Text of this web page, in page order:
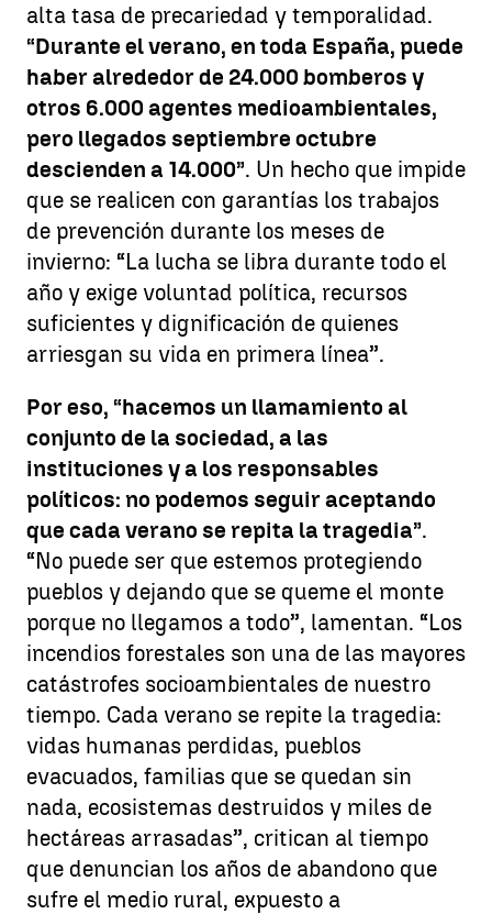
alta tasa de precariedad y temporalidad.
“Durante el verano, en toda España, puede
haber alrededor de 24.000 bomberos y
otros 6.000 agentes medioambientales,
pero llegados septiembre octubre
descienden a 14.000”. Un hecho que impide
que se realicen con garantías los trabajos
de prevención durante los meses de
invierno: “La lucha se libra durante todo el
año y exige voluntad política, recursos
suficientes y dignificación de quienes
arriesgan su vida en primera línea”.
Por eso, “hacemos un llamamiento al
conjunto de la sociedad, a las
instituciones y a los responsables
políticos: no podemos seguir aceptando
que cada verano se repita la tragedia”.
“No puede ser que estemos protegiendo
pueblos y dejando que se queme el monte
porque no llegamos a todo”, lamentan. “Los
incendios forestales son una de las mayores
catástrofes socioambientales de nuestro
tiempo. Cada verano se repite la tragedia:
vidas humanas perdidas, pueblos
evacuados, familias que se quedan sin
nada, ecosistemas destruidos y miles de
hectáreas arrasadas”, critican al tiempo
que denuncian los años de abandono que
sufre el medio rural, expuesto a